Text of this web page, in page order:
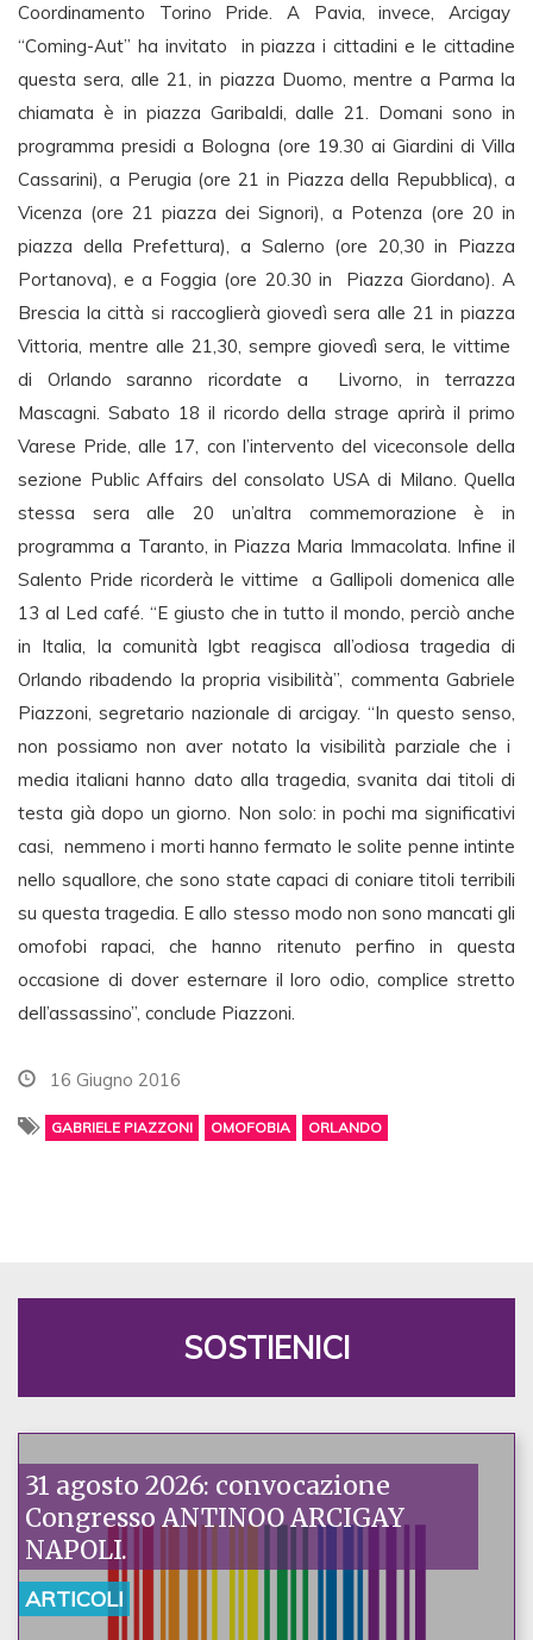
Coordinamento Torino Pride. A Pavia, invece, Arcigay
“Coming-Aut” ha invitato in piazza i cittadini e le cittadine
questa sera, alle 21, in piazza Duomo, mentre a Parma la
chiamata è in piazza Garibaldi, dalle 21. Domani sono in
programma presidi a Bologna (ore 19.30 ai Giardini di Villa
Cassarini), a Perugia (ore 21 in Piazza della Repubblica), a
Vicenza (ore 21 piazza dei Signori), a Potenza (ore 20 in
piazza della Prefettura), a Salerno (ore 20,30 in Piazza
Portanova), e a Foggia (ore 20.30 in Piazza Giordano). A
Brescia la città si raccoglierà giovedì sera alle 21 in piazza
Vittoria, mentre alle 21,30, sempre giovedì sera, le vittime
di Orlando saranno ricordate a Livorno, in terrazza
Mascagni. Sabato 18 il ricordo della strage aprirà il primo
Varese Pride, alle 17, con l’intervento del viceconsole della
sezione Public Affairs del consolato USA di Milano. Quella
stessa sera alle 20 un’altra commemorazione è in
programma a Taranto, in Piazza Maria Immacolata. Infine il
Salento Pride ricorderà le vittime a Gallipoli domenica alle
13 al Led café. “E giusto che in tutto il mondo, perciò anche
in Italia, la comunità lgbt reagisca all’odiosa tragedia di
Orlando ribadendo la propria visibilità”, commenta Gabriele
Piazzoni, segretario nazionale di arcigay. “In questo senso,
non possiamo non aver notato la visibilità parziale che i
media italiani hanno dato alla tragedia, svanita dai titoli di
testa già dopo un giorno. Non solo: in pochi ma significativi
casi, nemmeno i morti hanno fermato le solite penne intinte
nello squallore, che sono state capaci di coniare titoli terribili
su questa tragedia. E allo stesso modo non sono mancati gli
omofobi rapaci, che hanno ritenuto perfino in questa
occasione di dover esternare il loro odio, complice stretto
dell’assassino”, conclude Piazzoni.
16 Giugno 2016
GABRIELE PIAZZONI OMOFOBIA ORLANDO
SOSTIENICI
31 agosto 2026: convocazione
Congresso ANTINOO ARCIGAY
NAPOLI.
ARTICOLI